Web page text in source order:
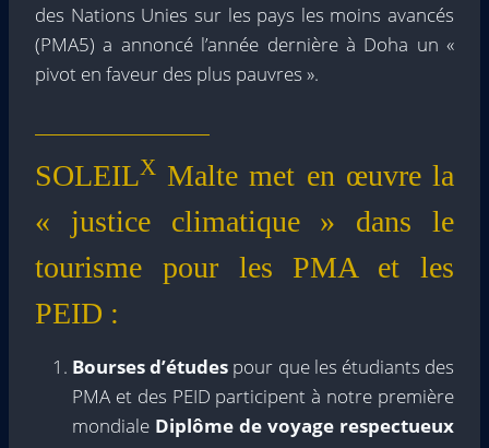
des Nations Unies sur les pays les moins avancés
(PMA5) a annoncé l’année dernière à Doha un «
pivot en faveur des plus pauvres ».
SOLEILX Malte met en œuvre la
« justice climatique » dans le
tourisme pour les PMA et les
PEID :
Bourses d’études pour que les étudiants des
PMA et des PEID participent à notre première
mondiale Diplôme de voyage respectueux